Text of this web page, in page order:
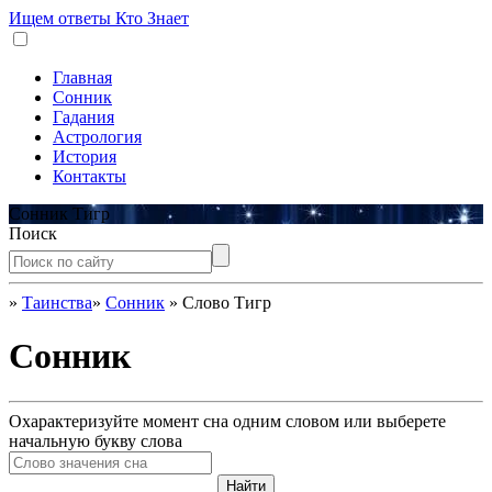
Ищем ответы Кто Знает
Главная
Сонник
Гадания
Астрология
История
Контакты
Сонник Тигр
Поиск
» Таинства» Сонник » Слово Тигр
Сонник
Охарактеризуйте момент сна одним словом или выберете
начальную букву слова